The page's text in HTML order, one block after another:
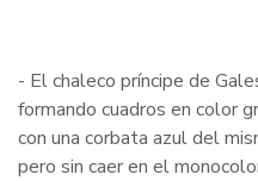
- El chaleco príncipe de
formando cuadros en color
con una corbata azul del
pero sin caer en el